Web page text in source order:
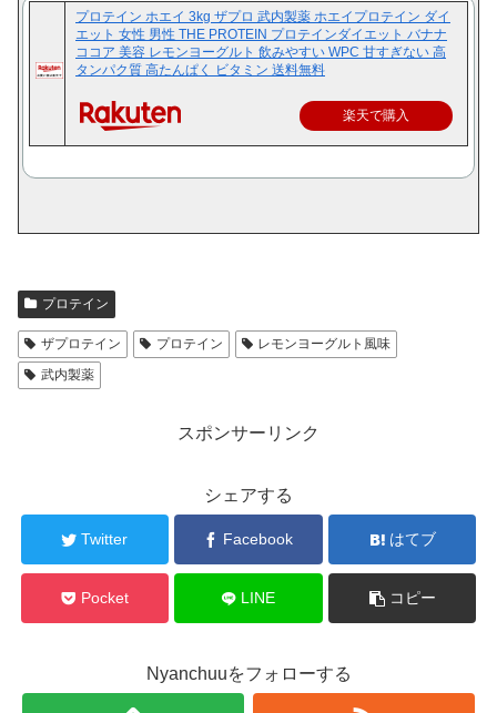
プロテイン ホエイ 3kg ザプロ 武内製薬 ホエイプロテイン ダイ
エット 女性 男性 THE PROTEIN プロテインダイエット バナナ
ココア 美容 レモンヨーグルト 飲みやすい WPC 甘すぎない 高
タンパク質 高たんぱく ビタミン 送料無料
楽天で購入
プロテイン
ザプロテイン プロテイン
レモンヨーグルト風味
武内製薬
スポンサーリンク
シェアする
Twitter Facebook はてブ
Pocket LINE コピー
Nyanchuuをフォローする